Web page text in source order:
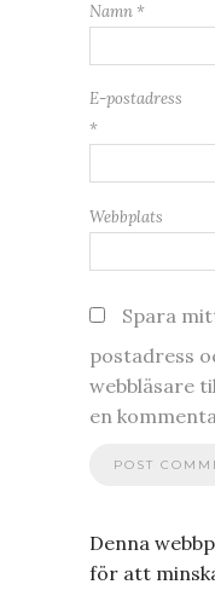
Namn *
E-postadress
*
Webbplats
Spara
postadress
webbläsare
en
Denna
för att